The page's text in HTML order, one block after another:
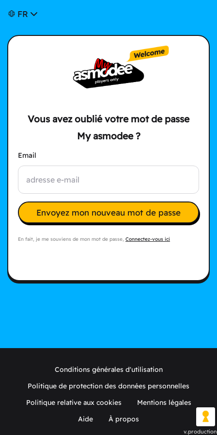
FR
Vous avez oublié votre mot de passe
My asmodee ?
Email
Envoyez mon nouveau mot de passe
En fait, je me souviens de mon mot de passe, Connectez-vous ici
Conditions générales d'utilisation
Politique de protection des données personnelles
Politique relative aux cookies
Mentions légales
Aide
À propos
v.production